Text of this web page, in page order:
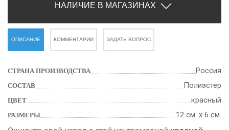
НАЛИЧИЕ В МАГАЗИНАХ
ОПИСАНИЕ КОММЕНТАРИИ ЗАДАТЬ ВОПРОС
СТРАНА ПРОИЗВОДСТВА Россия
СОСТАВ Полиэстер
ЦВЕТ красный
РАЗМЕРЫ 12 см. х 6 см.